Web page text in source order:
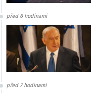
před 6 hodinami
před 7 hodinami